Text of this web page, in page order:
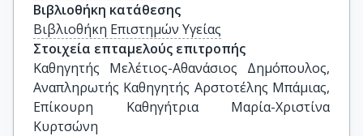
Βιβλιοθήκη κατάθεσης
Βιβλιοθήκη Επιστημών Υγείας
Στοιχεία επταμελούς επιτροπής
Καθηγητής Μελέτιος-Αθανάσιος Δημόπουλος,
Αναπληρωτής Καθηγητής Αρστοτέλης Μπάμιας,
Επίκουρη Καθηγήτρια Μαρία-Χριστίνα
Κυρτσώνη